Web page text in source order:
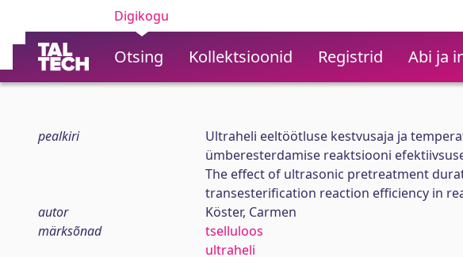
Digikogu
Otsing Kollektsioonid Registrid Abi ja
pealkiri
Ultraheli eeltöötluse kestvusaja ja
ümberesterdamise reaktsiooni
The effect of ultrasonic pretreatment
transesterification reaction efficiency in
autor
Köster, Carmen
märksõnad
tselluloos
ultraheli